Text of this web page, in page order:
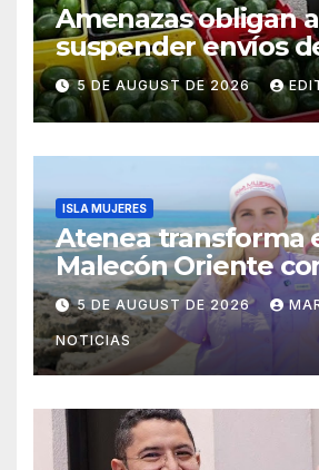
Amenazas obligan a
suspender envíos
aguacate
5 DE AUGUST DE 2026
ISLA MUJERES
Atenea transforma
Malecón Oriente
nuevo Paseo de las
5 DE AUGUST DE 2026
NOTICIAS